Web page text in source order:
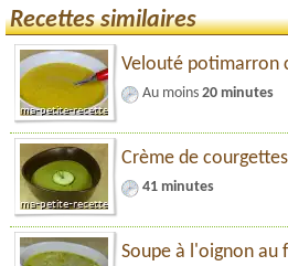
Recettes similaires
Velouté potimarron
Au moins 20 minutes
Crème de
41 minutes
Soupe à l'oignon au